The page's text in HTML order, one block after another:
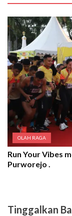
OLAH RAGA
Run Your Vibes
Purworejo .
Tinggalkan